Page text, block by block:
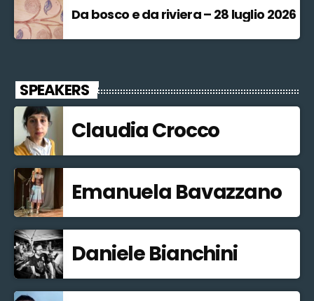
Da bosco e da riviera – 28 luglio 2026
SPEAKERS
Claudia Crocco
Emanuela Bavazzano
Daniele Bianchini